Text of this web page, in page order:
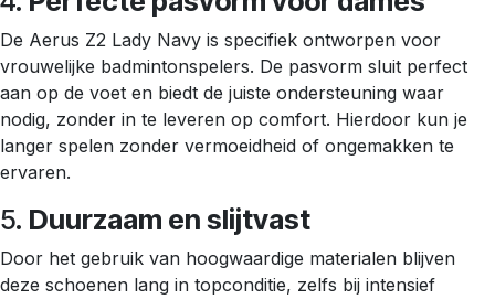
De Aerus Z2 Lady Navy is specifiek ontworpen voor
vrouwelijke badmintonspelers. De pasvorm sluit perfect
aan op de voet en biedt de juiste ondersteuning waar
nodig, zonder in te leveren op comfort. Hierdoor kun je
langer spelen zonder vermoeidheid of ongemakken te
ervaren.
5. Duurzaam en slijtvast
Door het gebruik van hoogwaardige materialen blijven
deze schoenen lang in topconditie, zelfs bij intensief